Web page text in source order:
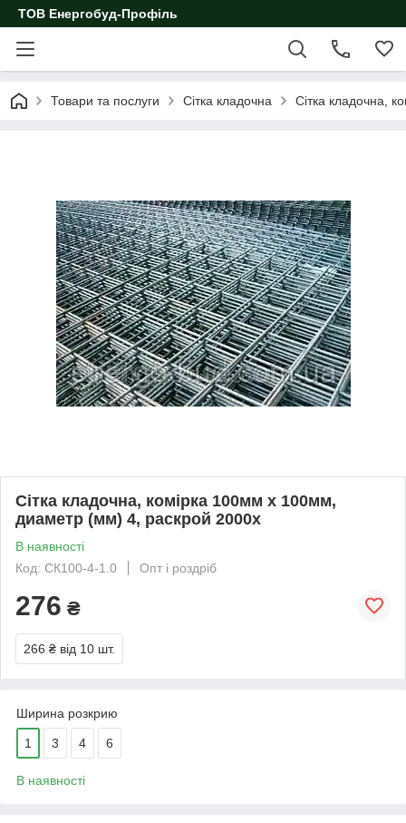
ТОВ Енергобуд-Профіль
Товари та послуги Сітка кладочна Сітка кладочна,
Сітка кладочна, комірка 100мм х 100мм,
диаметр (мм) 4, раскрой 2000х
В наявності
Код: СК100-4-1.0
Опт і роздріб
276 ₴
266 ₴ від 10 шт.
Ширина розкрию
1 3 4 6
В наявності